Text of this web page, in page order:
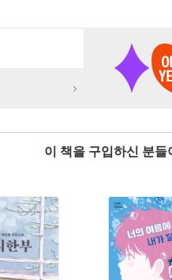
이 책을 구입하신 분